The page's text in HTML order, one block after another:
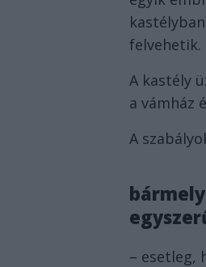
felvehetik.
A kastély
a vámház
A
– esetleg,